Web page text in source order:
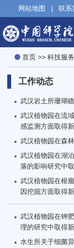
网站地图 | 联系
首页 >> 科技服务
工作动态
武汉岩土所珊瑚
武汉植物园在流
感监测方面取得
武汉植物园在森
武汉植物园在湖
落的影响研究中
武汉植物园在根
因挖掘方面取得
武汉植物园在钾
理的研究中取得
水生所关于细菌